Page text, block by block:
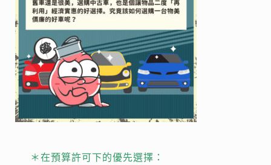
＊在預算許可下的優先選擇：